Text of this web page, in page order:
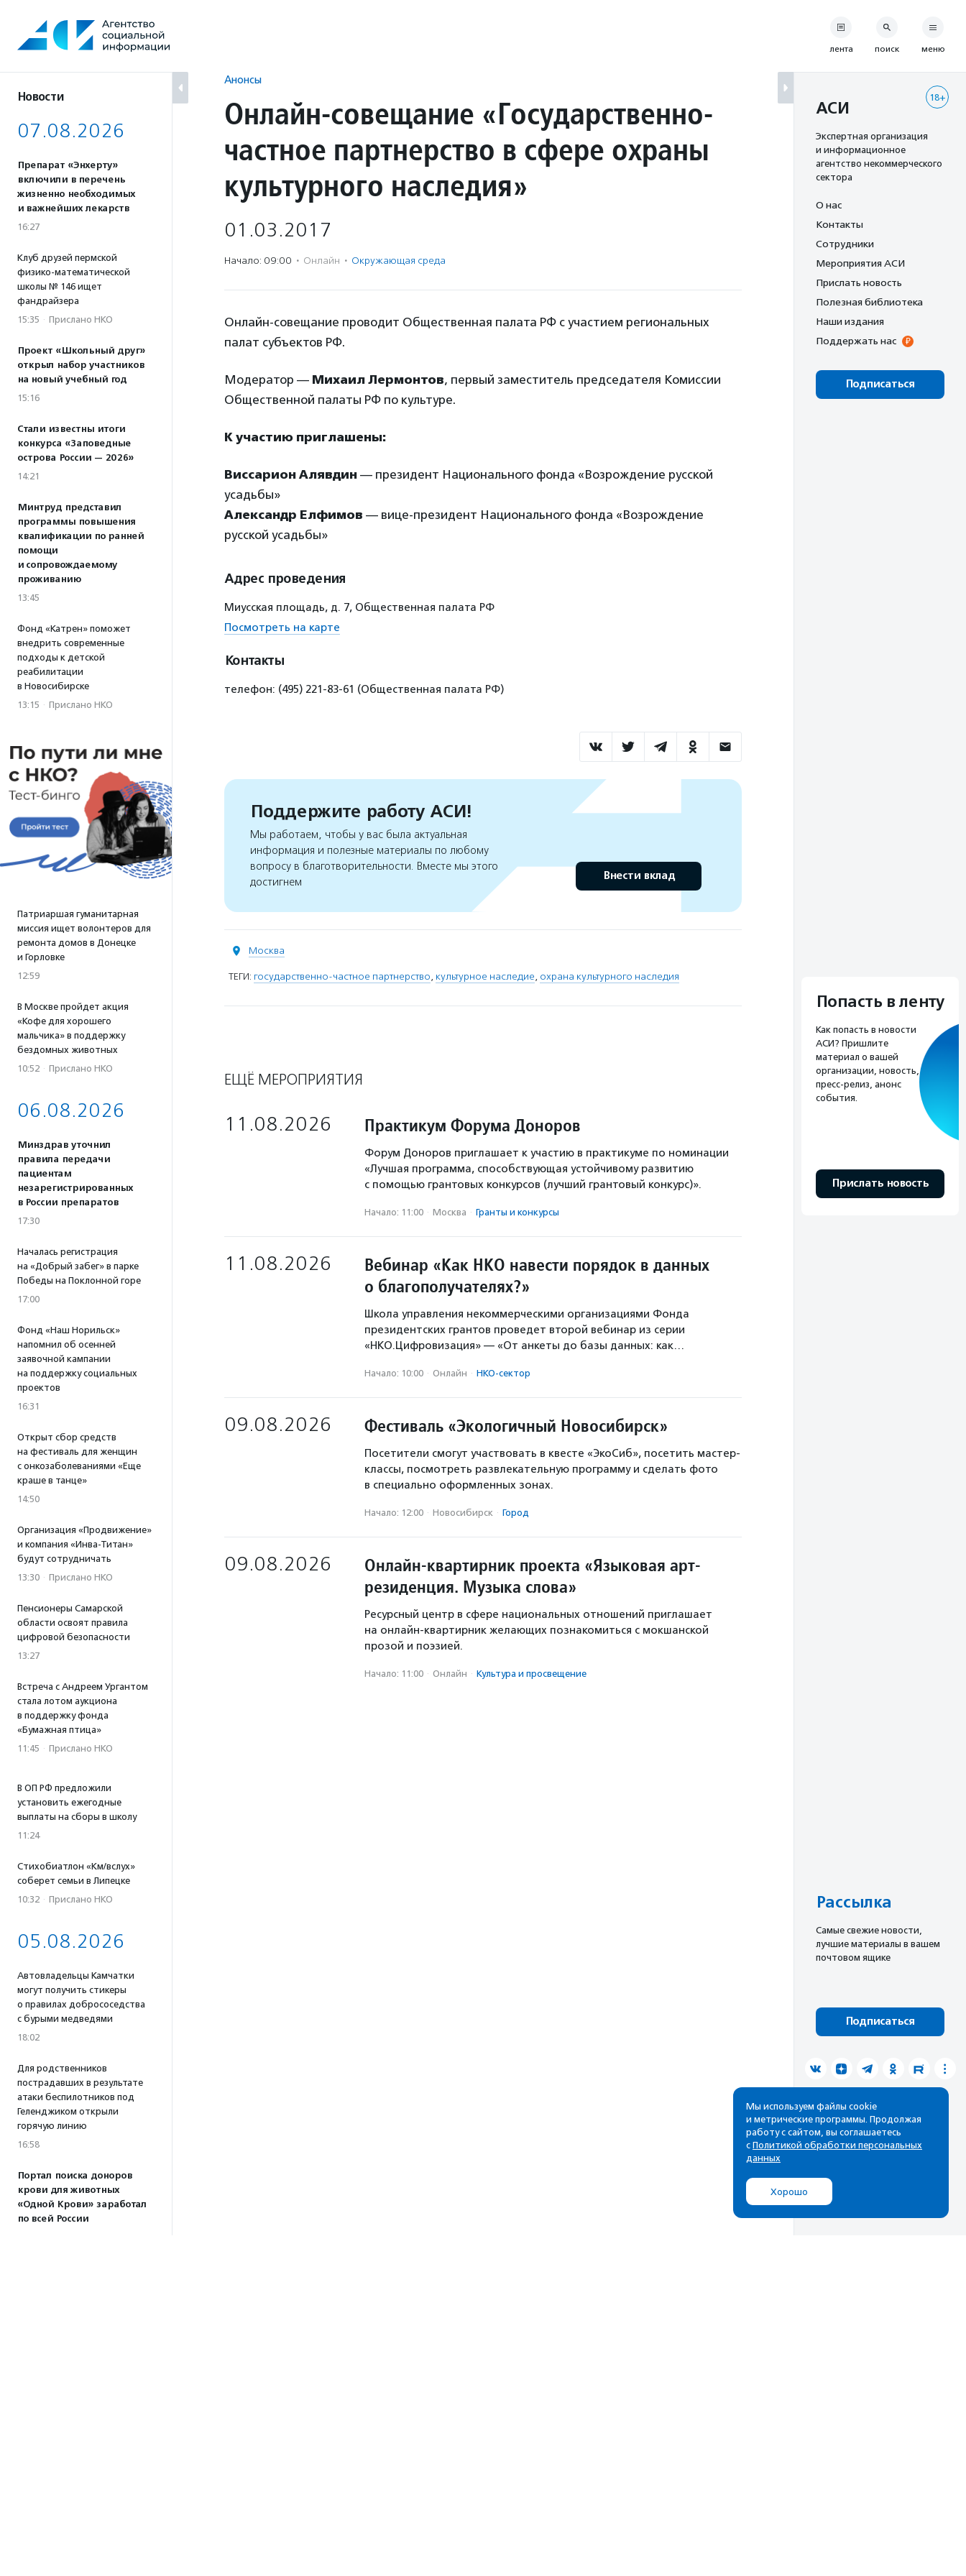
содержанию
Новости
07.08.2026
Препарат «Энхерту»
включили в перечень
жизненно необходимых
и важнейших лекарств
16:27
Клуб друзей пермской
физико-математической
школы № 146 ищет
фандрайзера
15:35 · Прислано НКО
Проект «Школьный друг»
открыл набор участников
на новый учебный год
15:16
Стали известны итоги
конкурса «Заповедные
острова России — 2026»
14:21
Минтруд представил
программы повышения
квалификации по ранней
помощи
и сопровождаемому
проживанию
13:45
Фонд «Катрен» поможет
внедрить современные
подходы к детской
реабилитации
в Новосибирске
13:15 · Прислано НКО
Патриаршая гуманитарная
миссия ищет волонтеров для
ремонта домов в Донецке
и Горловке
12:59
В Москве пройдет акция
«Кофе для хорошего
мальчика» в поддержку
бездомных животных
10:52 · Прислано НКО
06.08.2026
Минздрав уточнил
правила передачи
пациентам
незарегистрированных
в России препаратов
17:30
Началась регистрация
на «Добрый забег» в парке
Победы на Поклонной горе
17:00
Фонд «Наш Норильск»
напомнил об осенней
заявочной кампании
на поддержку социальных
проектов
16:31
Открыт сбор средств
на фестиваль для женщин
с онкозаболеваниями «Еще
краше в танце»
14:50
Организация «Продвижение»
и компания «Инва-Титан»
будут сотрудничать
13:30 · Прислано НКО
Пенсионеры Самарской
области освоят правила
цифровой безопасности
13:27
Встреча с Андреем Ургантом
стала лотом аукциона
в поддержку фонда
«Бумажная птица»
11:45 · Прислано НКО
В ОП РФ предложили
установить ежегодные
выплаты на сборы в школу
11:24
Стихобиатлон «Км/вслух»
соберет семьи в Липецке
10:32 · Прислано НКО
05.08.2026
Автовладельцы Камчатки
могут получить стикеры
о правилах добрососедства
с бурыми медведями
18:02
Для родственников
пострадавших в результате
атаки беспилотников под
Геленджиком открыли
горячую линию
16:58
Портал поиска доноров
крови для животных
«Одной Крови» заработал
по всей России
Анонсы
Онлайн-совещание «Государственно-
частное партнерство в сфере охраны
культурного наследия»
01.03.2017
Начало: 09:00 · Онлайн · Окружающая среда
Онлайн-совещание проводит Общественная палата РФ с участием региональных
палат субъектов РФ.
Модератор — Михаил Лермонтов, первый заместитель председателя Комиссии
Общественной палаты РФ по культуре.
К участию приглашены:
Виссарион Алявдин — президент Национального фонда «Возрождение русской
усадьбы»
Александр Елфимов — вице-президент Национального фонда «Возрождение
русской усадьбы»
Адрес проведения
Миусская площадь, д. 7, Общественная палата РФ
Посмотреть на карте
Контакты
телефон: (495) 221-83-61 (Общественная палата РФ)
Поддержите работу АСИ!
Мы работаем, чтобы у вас была актуальная
информация и полезные материалы по любому
вопросу в благотворительности. Вместе мы этого
достигнем
Внести вклад
Москва
ТЕГИ: государственно-частное партнерство, культурное наследие, охрана культурного наследия
ЕЩЁ МЕРОПРИЯТИЯ
11.08.2026 Практикум Форума Доноров
Форум Доноров приглашает к участию в практикуме по номинации
«Лучшая программа, способствующая устойчивому развитию
с помощью грантовых конкурсов (лучший грантовый конкурс)».
Начало: 11:00 · Москва · Гранты и конкурсы
11.08.2026
Вебинар «Как НКО навести порядок в данных
о благополучателях?»
Школа управления некоммерческими организациями Фонда
президентских грантов проведет второй вебинар из серии
«НКО.Цифровизация» — «От анкеты до базы данных: как…
Начало: 10:00 · Онлайн · НКО-сектор
09.08.2026 Фестиваль «Экологичный Новосибирск»
Посетители смогут участвовать в квесте «ЭкоСиб», посетить мастер-
классы, посмотреть развлекательную программу и сделать фото
в специально оформленных зонах.
Начало: 12:00 · Новосибирск · Город
09.08.2026
Онлайн-квартирник проекта «Языковая арт-
резиденция. Музыка слова»
Ресурсный центр в сфере национальных отношений приглашает
на онлайн-квартирник желающих познакомиться с мокшанской
прозой и поэзией.
Начало: 11:00 · Онлайн · Культура и просвещение
лента поиск меню
18+
АСИ
Экспертная организация
и информационное
агентство некоммерческого
сектора
О нас
Контакты
Сотрудники
Мероприятия АСИ
Прислать новость
Полезная библиотека
Наши издания
Поддержать нас
Подписаться
Попасть в ленту
Как попасть в новости
АСИ? Пришлите
материал о вашей
организации, новость,
пресс-релиз, анонс
события.
Прислать новость
Рассылка
Cамые свежие новости,
лучшие материалы в вашем
почтовом ящике
Подписаться
Мы используем файлы cookie
и метрические программы. Продолжая
работу с сайтом, вы соглашаетесь
с Политикой обработки персональных
данных
Хорошо